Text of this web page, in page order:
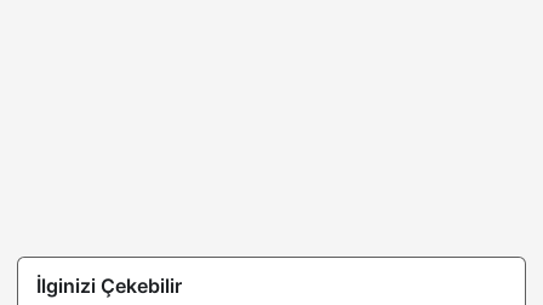
İlginizi Çekebilir